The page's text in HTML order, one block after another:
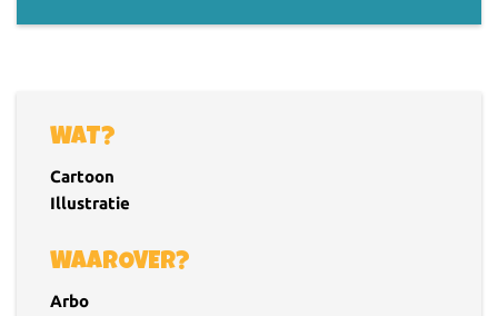
WAT?
Cartoon
Illustratie
WAAROVER?
Arbo